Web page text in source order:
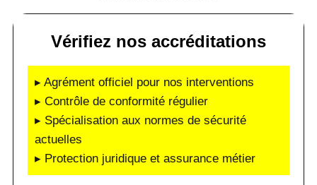
Vérifiez nos accréditations
▸ Agrément officiel pour nos interventions
▸ Contrôle de conformité régulier
▸ Spécialisation aux normes de sécurité
actuelles
▸ Protection juridique et assurance métier